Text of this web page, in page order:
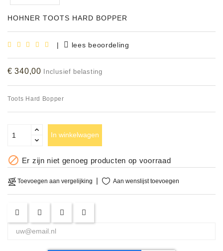
Shop
Bladmuziek
Accessoires
MODELLEN
OPRUIMING
DEMONSTRATIES
&
CLINICS
VERHUUR,
SERVICE
HOHNER TOOTS HARD BOPPER
| lees beoordeling
€ 340,00 Inclusief belasting
Toots Hard Bopper
In winkelwagen
 Er zijn niet genoeg producten op voorraad
Toevoegen aan vergelijking Aan wenslijst toevoegen